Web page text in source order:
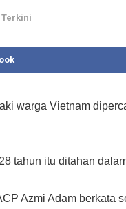
Terkini
warga Vietnam
tahun itu ditahan
Azmi Adam